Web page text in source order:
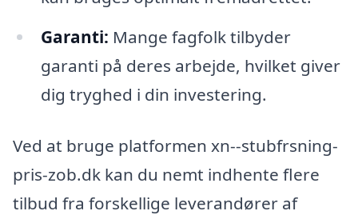
Garanti: Mange fagfolk tilbyder
garanti på deres arbejde, hvilket giver
dig tryghed i din investering.
Ved at bruge platformen xn--stubfrsning-
pris-zob.dk kan du nemt indhente flere
tilbud fra forskellige leverandører af